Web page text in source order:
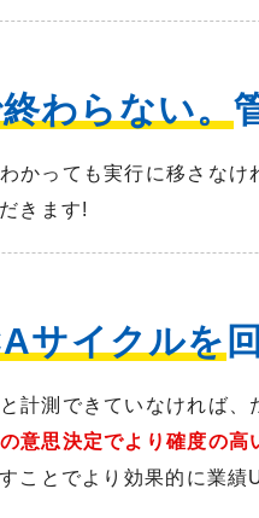
わらない。
かっても実行に移さな
きます!
サイクルを
計測できていなければ
意思決定でより確度の高
ことでより効果的に業績